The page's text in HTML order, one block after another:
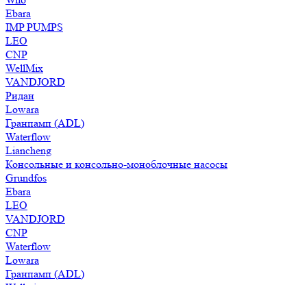
Ebara
IMP PUMPS
LEO
CNP
WellMix
VANDJORD
Ридан
Lowara
Гранпамп (ADL)
Waterflow
Liancheng
Консольные и консольно-моноблочные насосы
Grundfos
Ebara
LEO
VANDJORD
CNP
Waterflow
Lowara
Гранпамп (ADL)